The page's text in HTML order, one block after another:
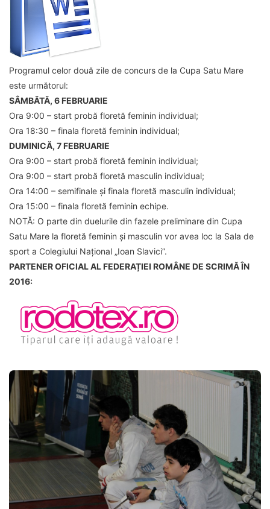
Programul celor două zile de concurs de la Cupa Satu Mare
este următorul:
SÂMBĂTĂ, 6 FEBRUARIE
Ora 9:00 – start probă floretă feminin individual;
Ora 18:30 – finala floretă feminin individual;
DUMINICĂ, 7 FEBRUARIE
Ora 9:00 – start probă floretă feminin individual;
Ora 9:00 – start probă floretă masculin individual;
Ora 14:00 – semifinale și finala floretă masculin individual;
Ora 15:00 – finala floretă feminin echipe.
NOTĂ: O parte din duelurile din fazele preliminare din Cupa
Satu Mare la floretă feminin și masculin vor avea loc la Sala de
sport a Colegiului Național „Ioan Slavici”.
PARTENER OFICIAL AL FEDERAȚIEI ROMÂNE DE SCRIMĂ ÎN
2016: